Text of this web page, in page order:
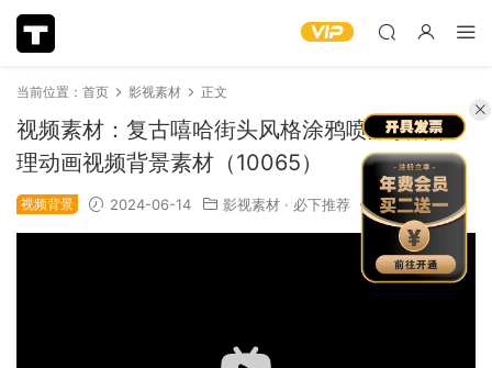
当前位置： 首页 影视素材 正文
视频素材：复古嘻哈街头风格涂鸦喷漆喷雾纹
理动画视频背景素材（10065）
视频背景 2024-06-14 影视素材 · 必下推荐 1.48k